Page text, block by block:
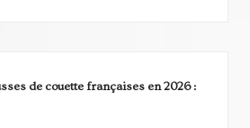
de couette françaises en 2026 :